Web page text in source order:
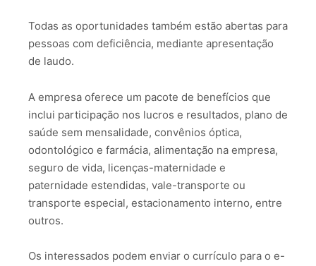
Todas as oportunidades também estão abertas para
pessoas com deficiência, mediante apresentação
de laudo.
A empresa oferece um pacote de benefícios que
inclui participação nos lucros e resultados, plano de
saúde sem mensalidade, convênios óptica,
odontológico e farmácia, alimentação na empresa,
seguro de vida, licenças-maternidade e
paternidade estendidas, vale-transporte ou
transporte especial, estacionamento interno, entre
outros.
Os interessados podem enviar o currículo para o e-